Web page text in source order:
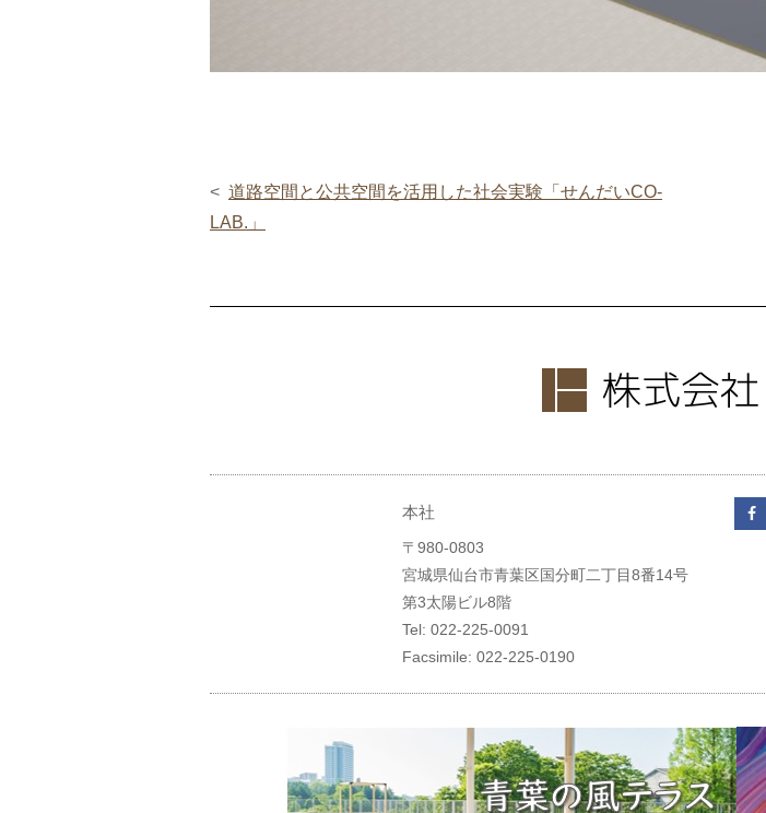
道路空間と公共空間を活用した社会実験「せんだいCO-
LAB.」
本社
〒980-0803
宮城県仙台市青葉区国分町二丁目8番14号
第3太陽ビル8階
Tel: 022-225-0091
Facsimile: 022-225-0190